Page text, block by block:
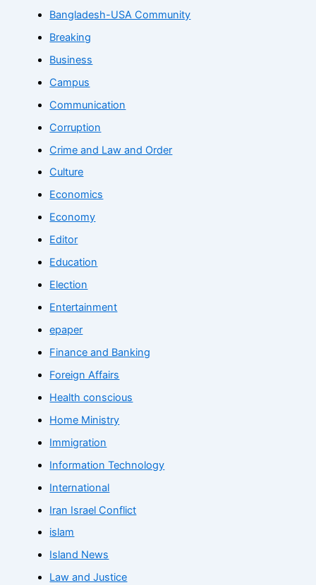
Bangladesh-USA Community
Breaking
Business
Campus
Communication
Corruption
Crime and Law and Order
Culture
Economics
Economy
Editor
Education
Election
Entertainment
epaper
Finance and Banking
Foreign Affairs
Health conscious
Home Ministry
Immigration
Information Technology
International
Iran Israel Conflict
islam
Island News
Law and Justice